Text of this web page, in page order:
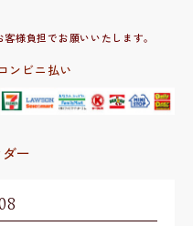
様負担でお願いいたします。
コンビニ払い
ー